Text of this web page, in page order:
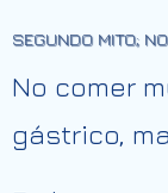
SEGUNDO MITO;
No comer
gástrico,